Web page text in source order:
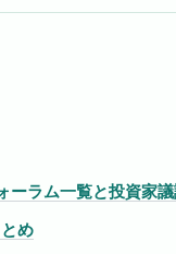
ーラム一覧と投資家
め